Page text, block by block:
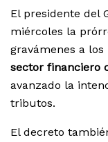
El presidente del
miércoles la
gravámenes a
sector financiero
avanzado la
tributos.
El decreto